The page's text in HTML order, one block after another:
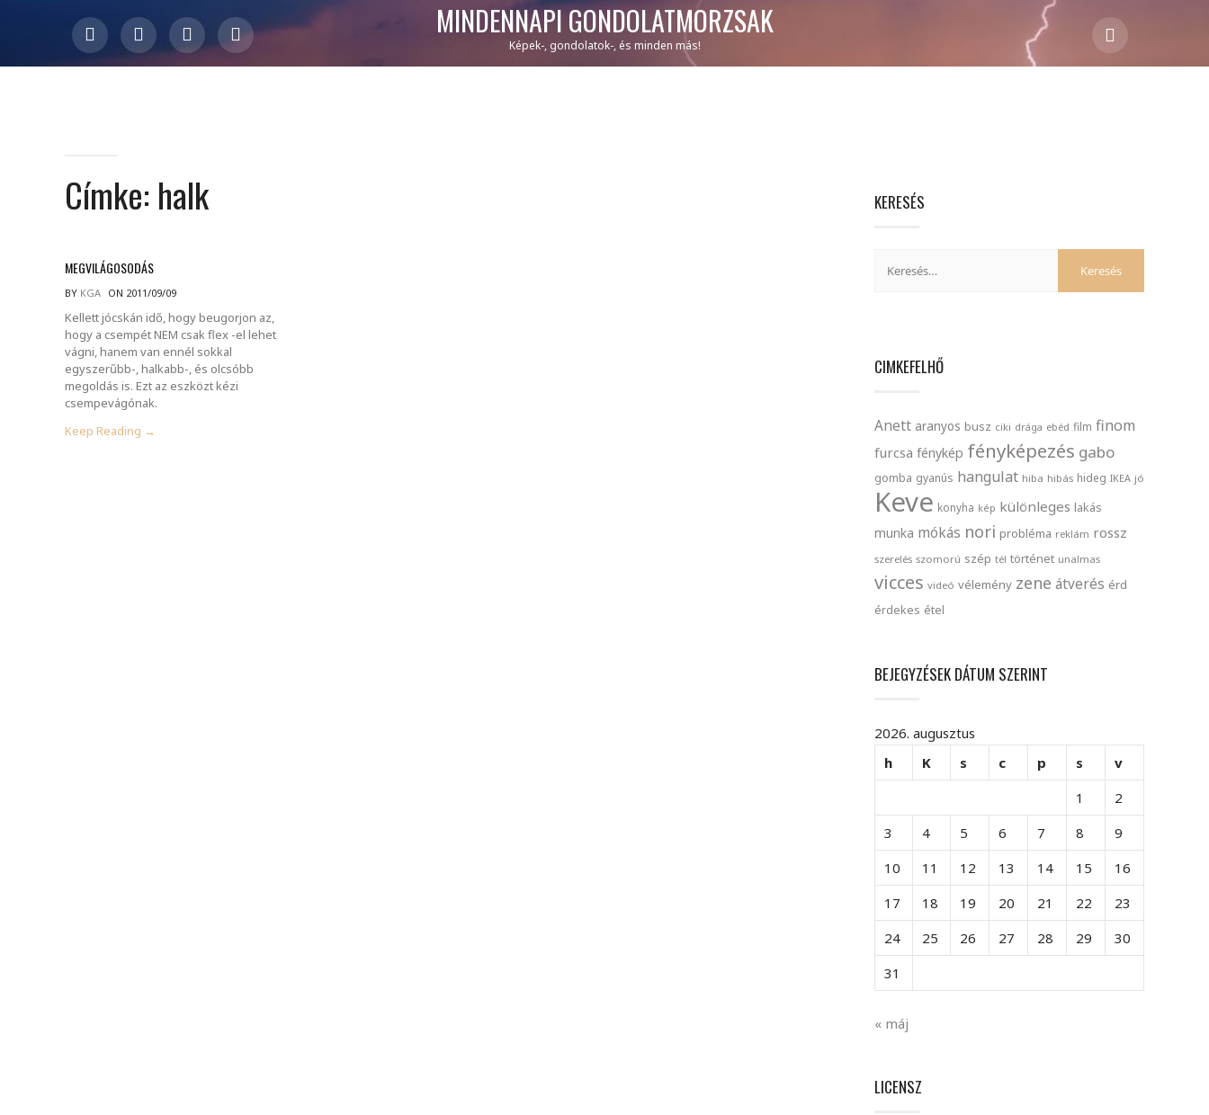
MINDENNAPI GONDOLATMORZSÁK
Képek-, gondolatok-, és minden más!
Címke: halk
MEGVILÁGOSODÁS
BY KGA ON 2011/09/09
Kellett jócskán idő, hogy beugorjon az,
hogy a csempét NEM csak flex -el lehet
vágni, hanem van ennél sokkal
egyszerűbb-, halkabb-, és olcsóbb
megoldás is. Ezt az eszközt kézi
csempevágónak.
Keep Reading →
KERESÉS
CIMKEFELHŐ
Anett aranyos busz ciki drága ebéd film finom
furcsa fénykép fényképezés gabo
gomba gyanús hangulat hiba hibás hideg IKEA jó
Keve konyha kép különleges lakás
munka mókás nori probléma reklám rossz
szerelés szomorú szép tél történet unalmas
vicces videó vélemény zene átverés érd
érdekes étel
BEJEGYZÉSEK DÁTUM SZERINT
2026. augusztus
h
K s c p s
v
1
2
3
4 5 6 7 8
9
10
11 12 13 14 15
16
17
18 19 20 21 22
23
24
25 26 27 28 29
30
31
« máj
LICENSZ